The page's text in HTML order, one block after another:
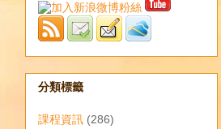
分類標籤
課程資訊 (286)